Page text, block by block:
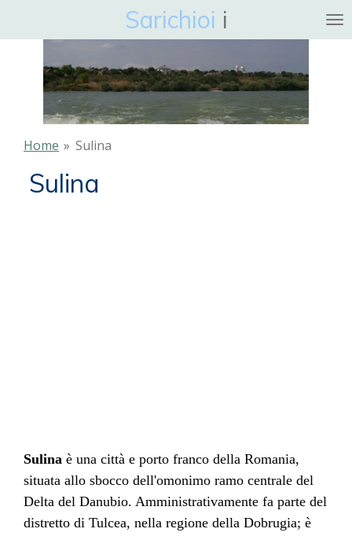
hoofdinhoud
Sarichioi i
Home » Sulina
Sulina
Sulina è una città e porto franco della Romania,
situata allo sbocco dell'omonimo ramo centrale del
Delta del Danubio. Amministrativamente fa parte del
distretto di Tulcea, nella regione della Dobrugia; è